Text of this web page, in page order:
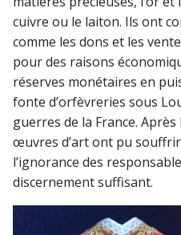
cuivre ou le laiton. Ils ont
comme les dons et les
pour des raisons
réserves monétaires en
fonte d’orfèvreries sous
guerres de la France.
œuvres d’art ont pu
l’ignorance des
discernement suffisant.